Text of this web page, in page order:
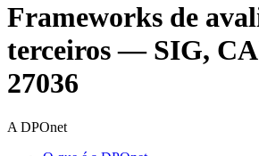
Frameworks de
terceiros — SIG,
27036
A DPOnet